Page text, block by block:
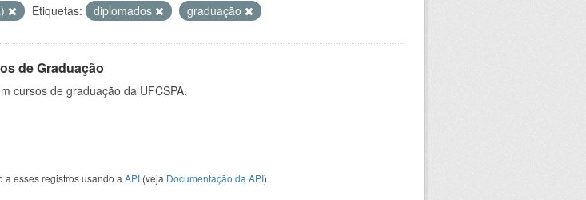
Etiquetas: diplomados graduação
de Graduação
cursos de graduação da UFCSPA.
a esses registros usando a API (veja Documentação da API).